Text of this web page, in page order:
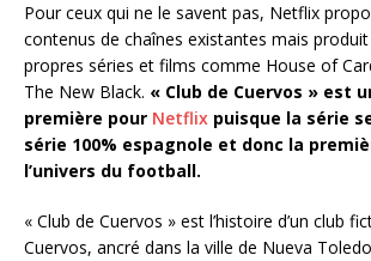
Pour ceux qui ne le savent pas, Netflix
contenus de chaînes existantes mais
propres séries et films comme House of
The New Black. « Club de Cuervos » est
première pour Netflix puisque la série
série 100% espagnole et donc la
l’univers du football.
« Club de Cuervos » est l’histoire d’un club
Cuervos, ancré dans la ville de Nueva